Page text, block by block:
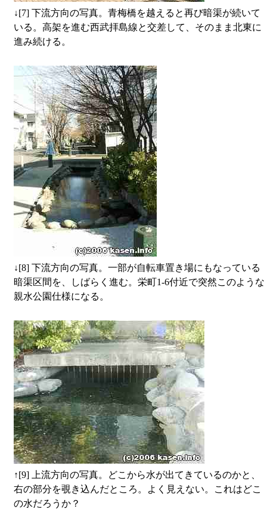
↓[7] 下流方向の写真。青梅橋を越えると再び暗渠が続いて
いる。高架を進む西武拝島線と交差して、そのまま北東に
進み続ける。
↓[8] 下流方向の写真。一部が自転車置き場にもなっている
暗渠区間を、しばらく進む。栄町1-6付近で突然このような
親水公園仕様になる。
↑[9] 上流方向の写真。どこから水が出てきているのかと、
右の部分を覗き込んだところ。よく見えない。これはどこ
の水だろうか？